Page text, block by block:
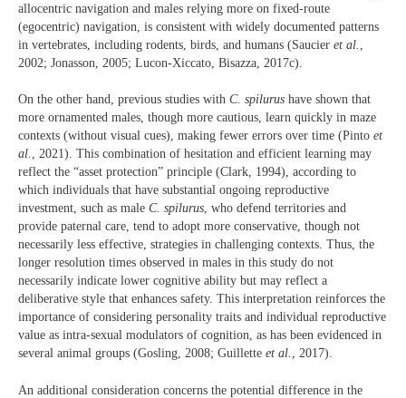
allocentric navigation and males relying more on fixed-route
(egocentric) navigation, is consistent with widely documented patterns
in vertebrates, including rodents, birds, and humans (Saucier et al.
2002; Jonasson, 2005; Lucon-Xiccato, Bisazza, 2017c).
On the other hand, previous studies with C. spilurus have shown that
more ornamented males, though more cautious, learn quickly in maze
contexts (without visual cues), making fewer errors over time (Pinto et
al. , 2021). This combination of hesitation and efficient learning may
reflect the “asset protection” principle (Clark, 1994), according to
which individuals that have substantial ongoing reproductive
investment, such as male C. spilurus, who defend territories and
provide paternal care, tend to adopt more conservative, though not
necessarily less effective, strategies in challenging contexts. Thus, the
longer resolution times observed in males in this study do not
necessarily indicate lower cognitive ability but may reflect a
deliberative style that enhances safety. This interpretation reinforces the
importance of considering personality traits and individual reproductive
value as intra-sexual modulators of cognition, as has been evidenced in
several animal groups (Gosling, 2008; Guillette et al. , 2017).
An additional consideration concerns the potential difference in the